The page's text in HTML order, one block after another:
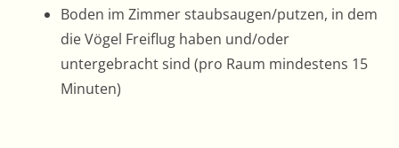
Boden im Zimmer staubsaugen/putzen, in dem
die Vögel Freiflug haben und/oder
untergebracht sind (pro Raum mindestens 15
Minuten)